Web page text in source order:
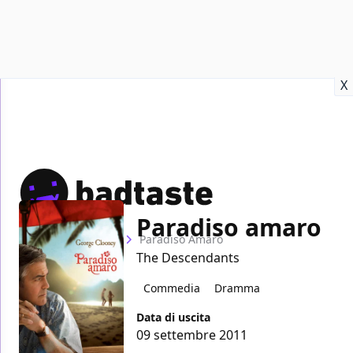
X
Home Film Paradiso Amaro
Paradiso amaro
The Descendants
Commedia
Dramma
Data di uscita
09 settembre 2011